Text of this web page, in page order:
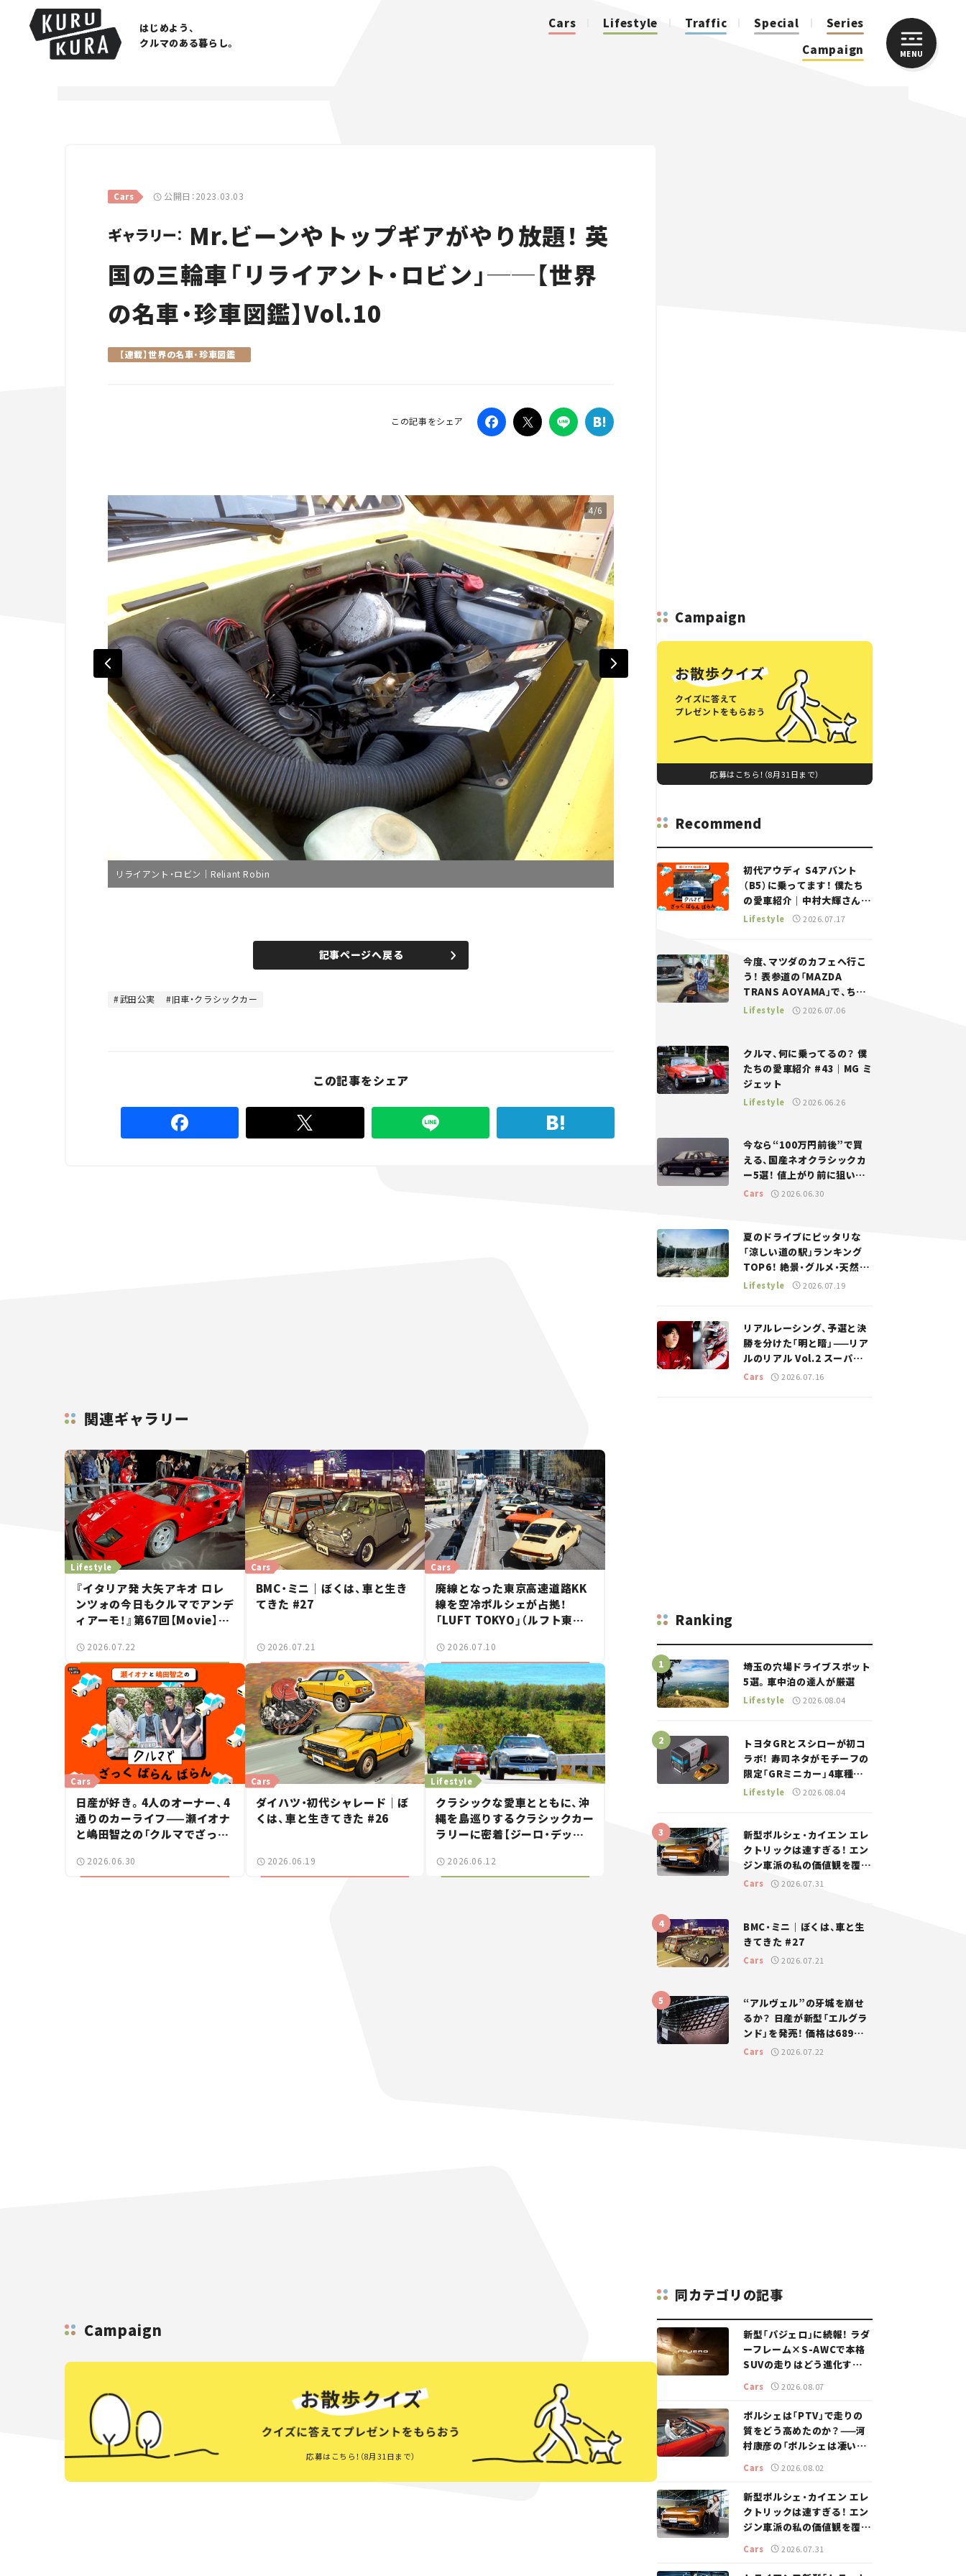
はじめよう、
クルマのある暮らし。
Cars Lifestyle Traffic Special
Series
Campaign
MENU
Cars 公開日：2023.03.03
ギャラリー： Mr.ビーンやトップギアがやり放題！ 英
国の三輪車「リライアント・ロビン」──【世界
の名車・珍車図鑑】Vol.10
【連載】世界の名車・珍車図鑑
この記事をシェア
4/6
リライアント・ロビン｜Reliant Robin
8
.
記事ページへ戻る
武田公実 旧車・クラシックカー
この記事をシェア
関連ギャラリー
Lifestyle
『イタリア発 大矢アキオ ロレ
ンツォの今日もクルマでアンデ
ィアーモ！』第67回【Movie】
で起きた、若者たちの「驚き」
2026.07.22
Cars
BMC・ミニ｜ぼくは、車と生き
てきた #27
2026.07.21
Cars
廃線となった東京高速道路KK
線を空冷ポルシェが占拠！
「LUFT TOKYO」（ルフト東京）
ンの週末カーミーティング通信
#2
2026.07.10
Cars
日産が好き。4人のオーナー、4
通りのカーライフ——瀬イオナ
と嶋田智之の「クルマでざっく
2026.06.30
Cars
ダイハツ・初代シャレード｜ぼ
くは、車と生きてきた #26
2026.06.19
Lifestyle
クラシックな愛車とともに、沖
縄を島巡りするクラシックカー
ラリーに密着【ジーロ・デッリ
OKINAWA 2026】
2026.06.12
Campaign
応募はこちら！（8月31日まで）
Campaign
応募はこちら！（8月31日まで）
Recommend
初代アウディ S4アバント
（B5）に乗ってます！ 僕たち
の愛車紹介｜中村大輝さん
——瀬イオナと嶋田智之の
Lifestyle 2026.07.17
今度、マツダのカフェへ行こ
う！ 表参道の「MAZDA
TRANS AOYAMA」で、ちょ
っとひと息。——連載｜CCG
Lifestyle 2026.07.06
クルマ、何に乗ってるの？ 僕
たちの愛車紹介 #43｜MG ミ
ジェット
Lifestyle 2026.06.26
今なら“100万円前後”で買
える、国産ネオクラシックカ
ー5選！ 値上がり前に狙いた
い、中古車探しをお手伝い――ち
Cars 2026.06.30
夏のドライブにピッタリな
「涼しい道の駅」ランキング
TOP6！ 絶景・グルメ・天然ク
ーラーなど、避暑におすすめ
Lifestyle 2026.07.19
リアルレーシング、予選と決
勝を分けた「明と暗」——リア
ルのリアル Vol.2 スーパー
GT 2026開幕戦 岡山国際サ
Cars 2026.07.16
Ranking
埼玉の穴場ドライブスポット
5選。車中泊の達人が厳選
Lifestyle 2026.08.04
トヨタGRとスシローが初コ
ラボ！ 寿司ネタがモチーフの
限定「GRミニカー」4車種が
登場。入手方法は？【クルマ
Lifestyle 2026.08.04
新型ポルシェ・カイエン エレ
クトリックは速すぎる！ エン
ジン車派の私の価値観を覆し
た、新しいポルシェの走り。
Cars 2026.07.31
BMC・ミニ｜ぼくは、車と生
きてきた #27
Cars 2026.07.21
“アルヴェル”の牙城を崩せ
るか？ 日産が新型「エルグラ
ンド」を発売！ 価格は689万
円から【新車ニュース】
Cars 2026.07.22
同カテゴリの記事
新型「パジェロ」に続報！ ラダ
ーフレーム×S-AWCで本格
SUVの走りはどう進化する？
【新車ニュース】
Cars 2026.08.07
ポルシェは「PTV」で走りの
質をどう高めたのか？——河
村康彦の「ポルシェは凄い！」
Cars 2026.08.02
新型ポルシェ・カイエン エレ
クトリックは速すぎる！ エン
ジン車派の私の価値観を覆し
た、新しいポルシェの走り。
Cars 2026.07.31
CLOSE
Traffic
Special